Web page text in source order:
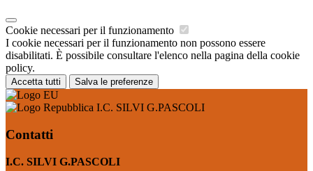
Cookie necessari per il funzionamento
I cookie necessari per il funzionamento non possono essere
disabilitati. È possibile consultare l'elenco nella pagina della cookie
policy.
Accetta tutti Salva le preferenze
I.C. SILVI G.PASCOLI
Contatti
I.C. SILVI G.PASCOLI